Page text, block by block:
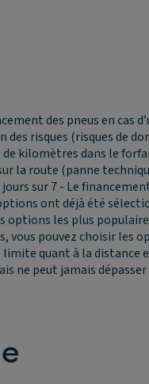
des pneus en cas
risques (risques de
de kilomètres dans le
route (panne
sur 7 - Le
ont déjà été
les plus
pouvez choisir les
limite quant à la distance
ne peut jamais